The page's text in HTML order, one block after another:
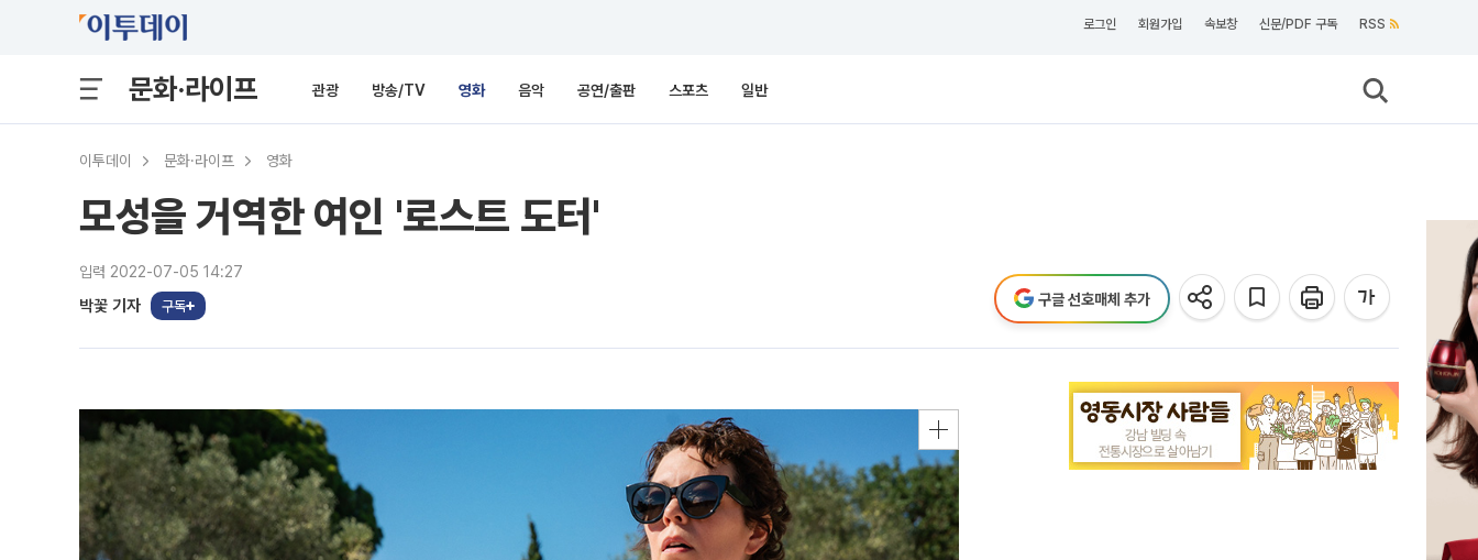
로그인 회원가입 속보창 신문/PDF 구독 RSS
문화·라이프 관광 방송/TV 영화 음악 공연/출판 스포츠 일반
이투데이 문화·라이프 영화
모성을 거역한 여인 '로스트 도터'
입력 2022-07-05 14:27
박꽃 기자 구독 구글 선호매체 추가